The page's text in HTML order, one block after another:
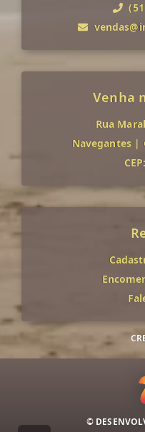
Venha
Rua
Navegantes |
©